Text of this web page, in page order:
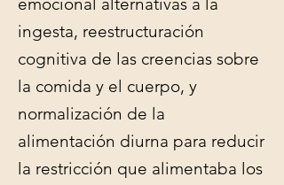
ingesta, reestructuración
cognitiva de las creencias sobre
la comida y el cuerpo, y
normalización de la
alimentación diurna para reducir
la restricción que alimentaba los